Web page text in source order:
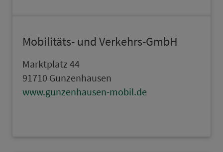
Mo­bi­li­täts- und Verkehrs-GmbH
Markt­platz 44
91710 Gun­zen­hau­sen
www.gun­zen­hau­sen-mobil.de